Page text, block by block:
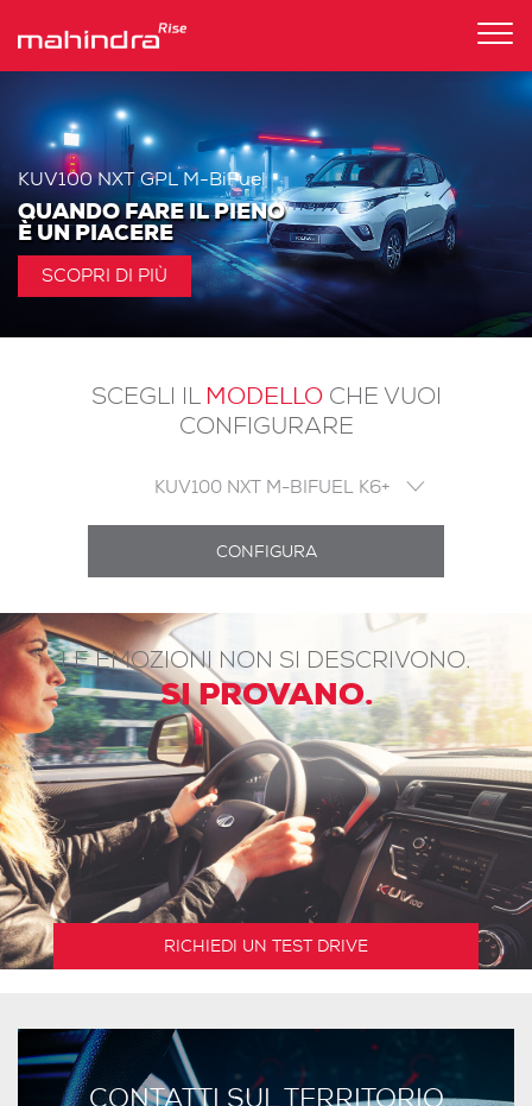
KUV100 NXT GPL M-BiFuel
QUANDO FARE IL PIENO
È UN PIACERE
SCOPRI DI PIÙ
SCEGLI IL MODELLOCHE VUOI
CONFIGURARE
KUV100 NXT M-BIFUEL K6+
LE EMOZIONI NON SI DESCRIVONO.
SI PROVANO.
RICHIEDI UN TEST DRIVE
CONTATTI SUL TERRITORIO